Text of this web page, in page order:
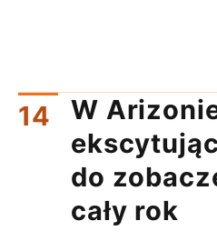
W
do
cały rok